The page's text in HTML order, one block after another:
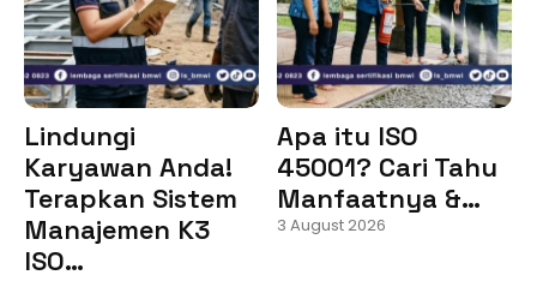
Lindungi
Karyawan Anda!
Terapkan Sistem
Manajemen K3
ISO…
Apa itu ISO
45001? Cari Tahu
Manfaatnya &…
3 August 2026